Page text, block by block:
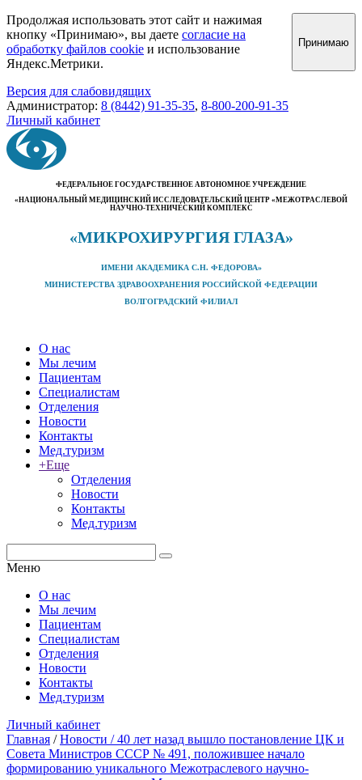
Продолжая использовать этот сайт и нажимая
кнопку «Принимаю», вы даете согласие на
обработку файлов cookie и использование
Яндекс.Метрики.
Принимаю
Версия для слабовидящих
Администратор: 8 (8442) 91-35-35, 8-800-200-91-35
Личный кабинет
ФЕДЕРАЛЬНОЕ ГОСУДАРСТВЕННОЕ АВТОНОМНОЕ УЧРЕЖДЕНИЕ
«НАЦИОНАЛЬНЫЙ МЕДИЦИНСКИЙ ИССЛЕДОВАТЕЛЬСКИЙ ЦЕНТР «МЕЖОТРАСЛЕВОЙ
НАУЧНО-ТЕХНИЧЕСКИЙ КОМПЛЕКС
«МИКРОХИРУРГИЯ ГЛАЗА»
ИМЕНИ АКАДЕМИКА С.Н. ФЕДОРОВА»
МИНИСТЕРСТВА ЗДРАВООХРАНЕНИЯ РОССИЙСКОЙ ФЕДЕРАЦИИ
ВОЛГОГРАДСКИЙ ФИЛИАЛ
О нас
Мы лечим
Пациентам
Специалистам
Отделения
Новости
Контакты
Мед.туризм
+Еще
Отделения
Новости
Контакты
Мед.туризм
Меню
О нас
Мы лечим
Пациентам
Специалистам
Отделения
Новости
Контакты
Мед.туризм
Личный кабинет
Главная /Новости / 40 лет назад вышло постановление ЦК и
Совета Министров СССР № 491, положившее начало
формированию уникального Межотраслевого научно-